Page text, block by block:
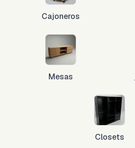
Cajoneros
Mesas
Closets